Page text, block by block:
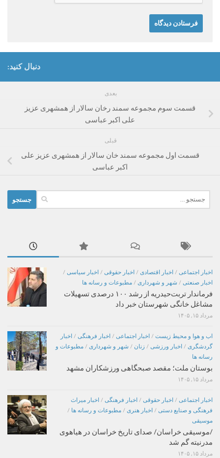
دنبال کنید:
بعدی
قسمت سوم مجموعه سمند رخان سالار از همشهری عزیز
علی اکبر عباسی
قبلی
قسمت اول مجموعه سمند خان سالار از همشهری عزیز علی
اکبر عباسی
برای:
اخبار اجتماعی / اخبار اقتصادی / اخبار حقوقی / اخبار سیاسی /
اخبار صنعتی / شهر و شهرداری / مطبوعات و رسانه ها
فرماندار تربت‌حیدریه از رشد ۱۰۰ درصدی تسهیلات
مشاغل خانگی شهرستان خبر داد
مرداد ۱۵, ۱۴۰۵
اب و هوا و محیط زیست / اخبار اجتماعی / اخبار فرهنگی / اخبار
گردشگری / اخبار ورزشی / زنان / شهر و شهرداری / مطبوعات و
رسانه ها
بوستان ملت؛ مقصد صبحگاهی ورزشکاران مشهد
مرداد ۱۵, ۱۴۰۵
اخبار اجتماعی / اخبار حقوقی / اخبار فرهنگی / اخبار میراث
فرهنگی و صنایع دستی / اخبار هنری / مطبوعات و رسانه ها /
موسیقی
/موسیقی خراسان/ صدای تاریخ خراسان در هیاهوی
مدرنیته گم شد
مرداد ۱۵, ۱۴۰۵